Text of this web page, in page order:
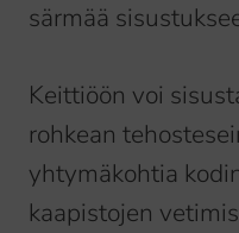
särmää
Keittiöön voi
rohkean
yhtymäkohtia
kaapistojen